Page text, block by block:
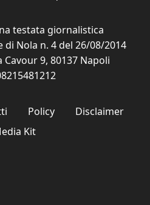
testata giornalistica
Nola n. 4 del 26/08/2014
Cavour 9, 80137 Napoli
Policy
Disclaimer
Kit